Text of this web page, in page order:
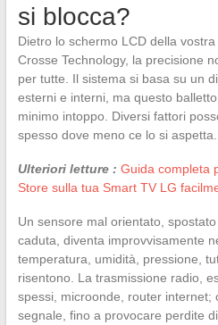
si blocca?
Dietro lo schermo LCD della
Crosse Technology, la precisione
per tutte. Il sistema si basa su un
esterni e interni, ma questo
minimo intoppo. Diversi fattori
spesso dove meno ce lo si aspetta.
Ulteriori letture : Guida completa
Store sulla tua Smart TV LG
Un sensore mal orientato,
caduta, diventa improvvisamente
temperatura, umidità, pressione,
risentono. La trasmissione radio,
spessi, microonde, router internet;
segnale, fino a provocare perdite